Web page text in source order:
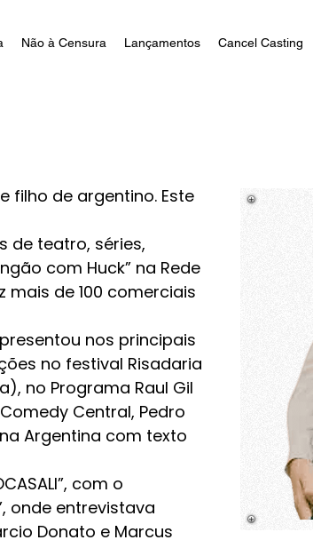
Não à Censura Lançamentos Cancel Casting
filho de argentino. Este
de teatro, séries,
com Huck” na Rede
mais de 100 comerciais
nos principais
no festival Risadaria
no Programa Raul Gil
Central, Pedro
Argentina com texto
com o
onde entrevistava
Donato e Marcus